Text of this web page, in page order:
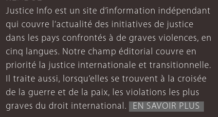
Justice Info est un site d’information indépendant
qui couvre l’actualité des initiatives de justice
dans les pays confrontés à de graves violences, en
cinq langues. Notre champ éditorial couvre en
priorité la justice internationale et transitionnelle.
Il traite aussi, lorsqu’elles se trouvent à la croisée
de la guerre et de la paix, les violations les plus
graves du droit international.
EN SAVOIR PLUS